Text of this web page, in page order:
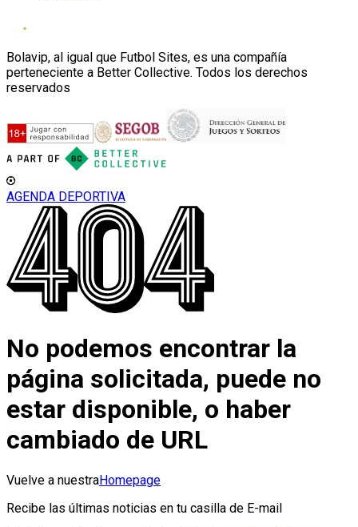
Bolavip, al igual que Futbol Sites, es una compañía
perteneciente a Better Collective. Todos los derechos
reservados
AGENDA DEPORTIVA
No podemos encontrar la
página solicitada, puede no
estar disponible, o haber
cambiado de URL
Vuelve a nuestraHomepage
Recibe las últimas noticias en tu casilla de E-mail